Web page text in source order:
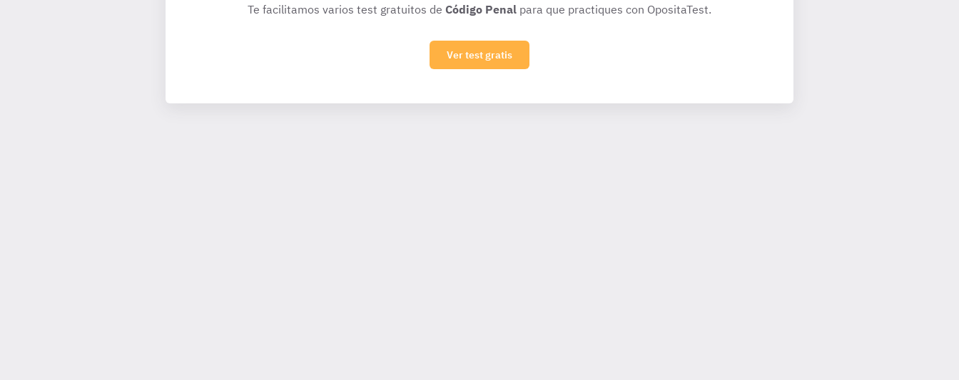
Te facilitamos varios test gratuitos de Código Penal para que practiques con OpositaTest.
Ver test gratis